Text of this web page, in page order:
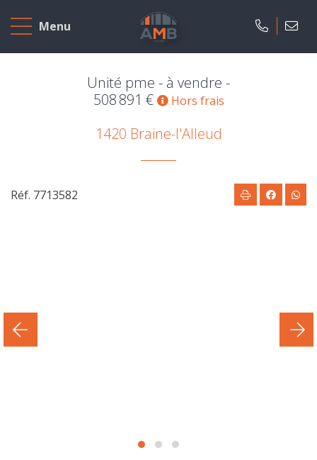
Menu
Accueil
A
vendre
neufs
Unité pme - à vendre -
508 891 €
Hors frais
1420 Braine-l'Alleud
Réf. 7713582